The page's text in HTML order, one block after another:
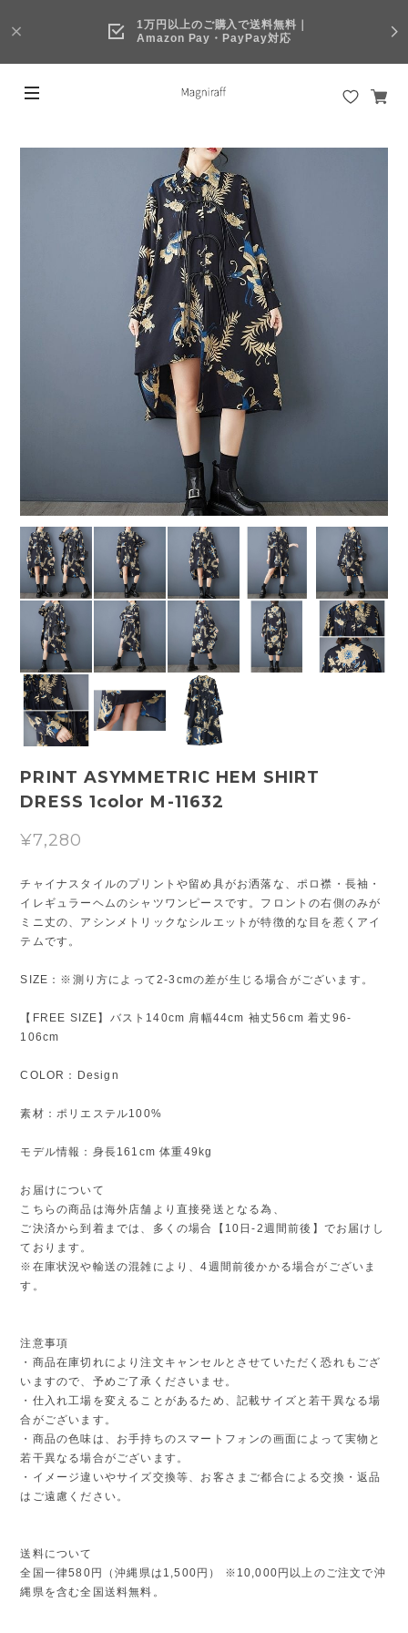
1万円以上のご購入で送料無料｜
Amazon Pay・PayPay対応
PRINT ASYMMETRIC HEM SHIRT
DRESS 1color M-11632
¥7,280
チャイナスタイルのプリントや留め具がお洒落な、ポロ襟・長袖・
イレギュラーヘムのシャツワンピースです。フロントの右側のみが
ミニ丈の、アシンメトリックなシルエットが特徴的な目を惹くアイ
テムです。
SIZE：※測り方によって2-3cmの差が生じる場合がございます。
【FREE SIZE】バスト140cm 肩幅44cm 袖丈56cm 着丈96-
106cm
COLOR：Design
素材：ポリエステル100%
モデル情報：身長161cm 体重49kg
お届けについて
こちらの商品は海外店舗より直接発送となる為、
ご決済から到着までは、多くの場合【10日-2週間前後】でお届けし
ております。
※在庫状況や輸送の混雑により、4週間前後かかる場合がございま
す。
注意事項
・商品在庫切れにより注文キャンセルとさせていただく恐れもござ
いますので、予めご了承くださいませ。
・仕入れ工場を変えることがあるため、記載サイズと若干異なる場
合がございます。
・商品の色味は、お手持ちのスマートフォンの画面によって実物と
若干異なる場合がございます。
・イメージ違いやサイズ交換等、お客さまご都合による交換・返品
はご遠慮ください。
送料について
全国一律580円（沖縄県は1,500円） ※10,000円以上のご注文で沖
縄県を含む全国送料無料。